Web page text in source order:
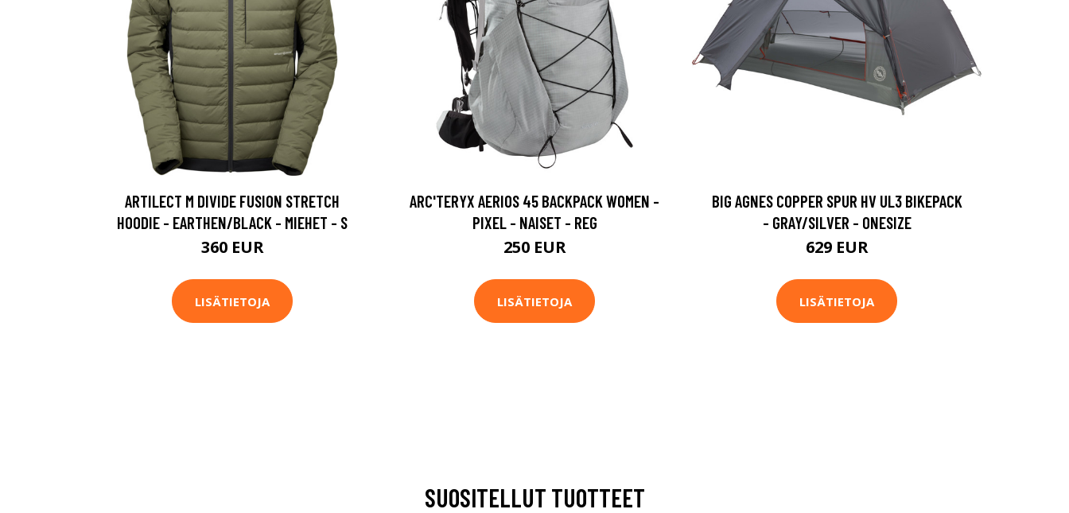
ARTILECT M DIVIDE FUSION STRETCH
HOODIE - EARTHEN/BLACK - MIEHET - S
360 EUR
LISÄTIETOJA
ARC'TERYX AERIOS 45 BACKPACK WOMEN -
PIXEL - NAISET - REG
250 EUR
LISÄTIETOJA
BIG AGNES COPPER SPUR HV UL3 BIKEPACK
- GRAY/SILVER - ONESIZE
629 EUR
LISÄTIETOJA
SUOSITELLUT TUOTTEET